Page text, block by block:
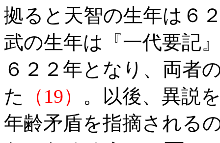
拠ると天智の生年は６
武の生年は『一代要記
６２２年となり、両者
た
（19） 。以後、異説
年齢矛盾を指摘される